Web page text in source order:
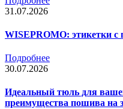
31.07.2026
WISEPROMO: этикетки с
Подробнее
30.07.2026
Идеальный тюль для
преимущества пошива на